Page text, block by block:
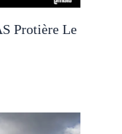
Protière Le